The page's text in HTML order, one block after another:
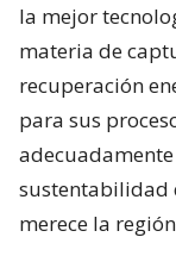
la mejor
materia de
recuperación
para sus
sustentabilidad
merece la